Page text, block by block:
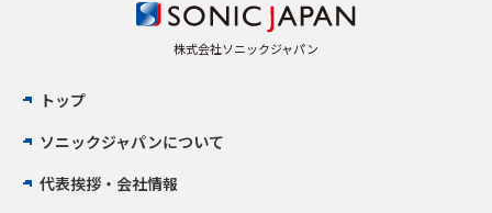
株式会社ソニックジャパン
トップ
ソニックジャパンについて
代表挨拶・会社情報